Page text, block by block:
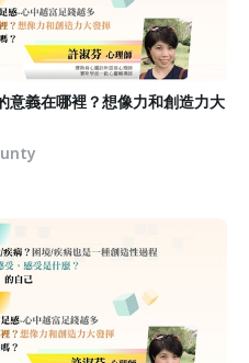
意義在哪裡？想像力和創造力大